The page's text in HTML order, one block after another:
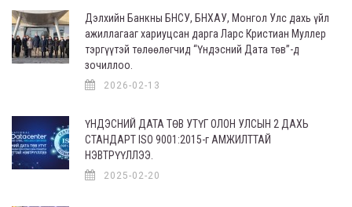
Дэлхийн Банкны БНСУ, БНХАУ, Монгол Улс дахь үйл
ажиллагааг хариуцсан дарга Ларс Кристиан Муллер
тэргүүтэй төлөөлөгчид “Үндэсний Дата төв”-д
зочиллоо.
2026-02-13
ҮНДЭСНИЙ ДАТА ТӨВ УТҮГ ОЛОН УЛСЫН 2 ДАХЬ
СТАНДАРТ ISO 9001:2015-г АМЖИЛТТАЙ
НЭВТРҮҮЛЛЭЭ.
2025-02-20